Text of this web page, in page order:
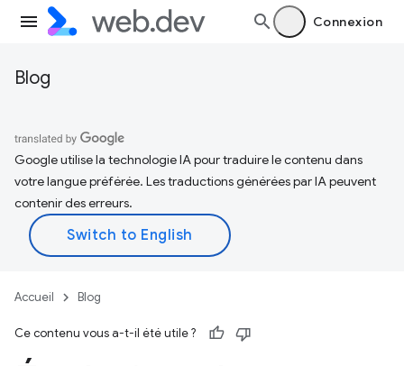
Connexion
Blog
Google utilise la technologie IA pour traduire le contenu dans
votre langue préférée. Les traductions générées par IA peuvent
contenir des erreurs.
Accueil Blog
Ce contenu vous a-t-il été utile ?